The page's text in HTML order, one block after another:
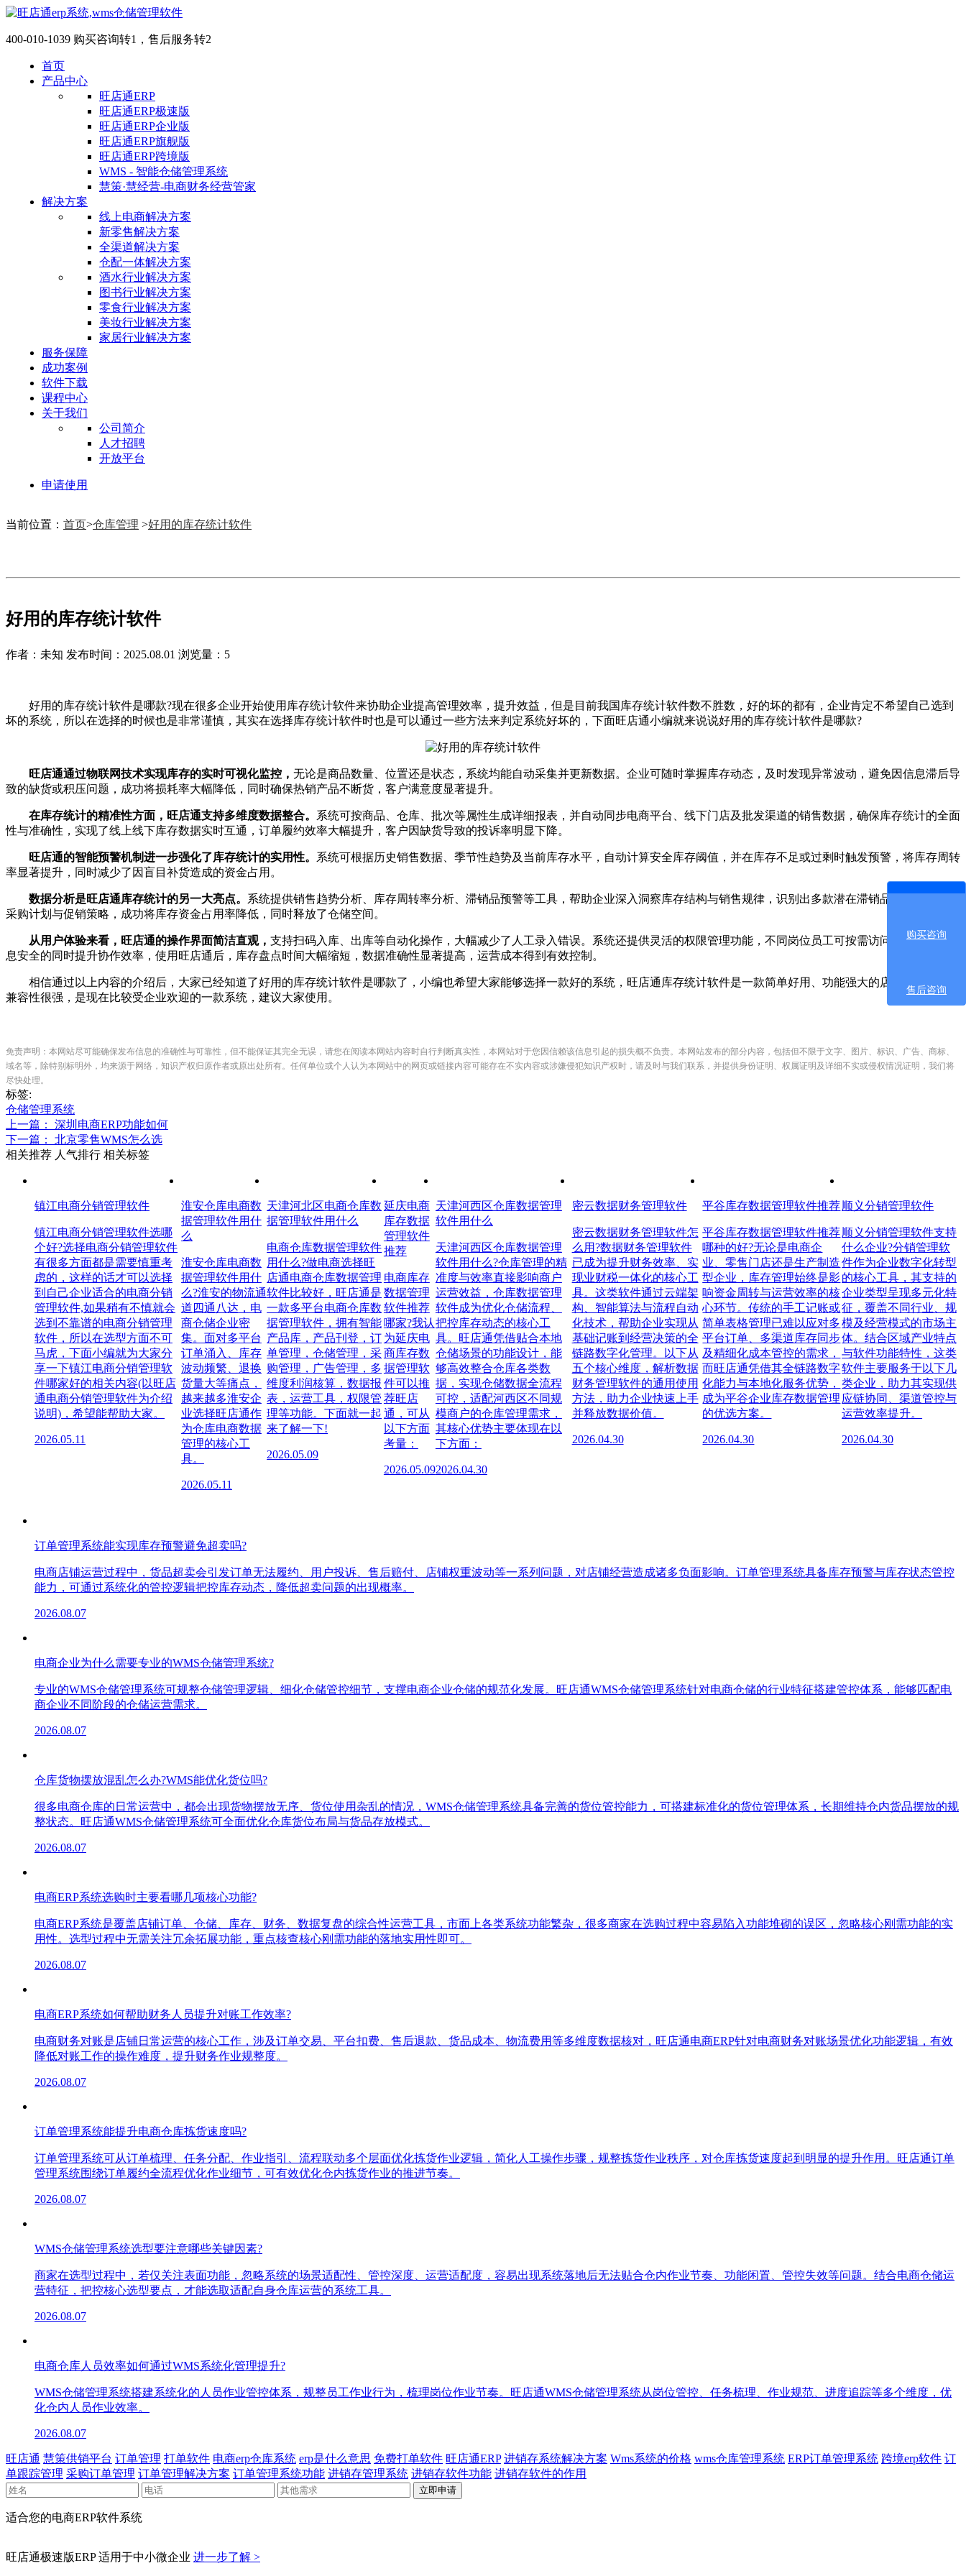
400-010-1039 购买咨询转1，售后服务转2
首页
产品中心
旺店通ERP
旺店通ERP极速版
旺店通ERP企业版
旺店通ERP旗舰版
旺店通ERP跨境版
WMS - 智能仓储管理系统
慧策·慧经营-电商财务经营管家
解决方案
线上电商解决方案
新零售解决方案
全渠道解决方案
仓配一体解决方案
酒水行业解决方案
图书行业解决方案
零食行业解决方案
美妆行业解决方案
家居行业解决方案
服务保障
成功案例
软件下载
课程中心
关于我们
公司简介
人才招聘
开放平台
申请使用
当前位置： 首页>仓库管理 >好用的库存统计软件
好用的库存统计软件
作者：未知 发布时间：2025.08.01 浏览量：5
好用的库存统计软件是哪款?现在很多企业开始使用库存统计软件来协助企业提高管理效率，提升效益，但是目前我国库存统计软件数不胜数，好的坏的都有，企业肯定不希望自己选到
坏的系统，所以在选择的时候也是非常谨慎，其实在选择库存统计软件时也是可以通过一些方法来判定系统好坏的，下面旺店通小编就来说说好用的库存统计软件是哪款?
旺店通通过物联网技术实现库存的实时可视化监控， 无论是商品数量、位置还是状态，系统均能自动采集并更新数据。企业可随时掌握库存动态，及时发现异常波动，避免因信息滞后导
致的缺货或积压问题，成功将损耗率大幅降低，同时确保热销产品不断货，客户满意度显著提升。
在库存统计的精准性方面，旺店通支持多维度数据整合。 系统可按商品、仓库、批次等属性生成详细报表，并自动同步电商平台、线下门店及批发渠道的销售数据，确保库存统计的全面
性与准确性，实现了线上线下库存数据实时互通，订单履约效率大幅提升，客户因缺货导致的投诉率明显下降。
旺店通的智能预警机制进一步强化了库存统计的实用性。 系统可根据历史销售数据、季节性趋势及当前库存水平，自动计算安全库存阈值，并在库存不足或过剩时触发预警，将库存周转
率显著提升，同时减少了因盲目补货造成的资金占用。
数据分析是旺店通库存统计的另一大亮点。 系统提供销售趋势分析、库存周转率分析、滞销品预警等工具，帮助企业深入洞察库存结构与销售规律，识别出多款潜在滞销品，并及时调整
采购计划与促销策略，成功将库存资金占用率降低，同时释放了仓储空间。
从用户体验来看，旺店通的操作界面简洁直观， 支持扫码入库、出库等自动化操作，大幅减少了人工录入错误。系统还提供灵活的权限管理功能，不同岗位员工可按需访问数据，确保信
息安全的同时提升协作效率，使用旺店通后，库存盘点时间大幅缩短，数据准确性显著提高，运营成本得到有效控制。
相信通过以上内容的介绍后，大家已经知道了好用的库存统计软件是哪款了，小编也希望大家能够选择一款好的系统，旺店通库存统计软件是一款简单好用、功能强大的店铺管理软件，
兼容性很强，是现在比较受企业欢迎的一款系统，建议大家使用。
免责声明：本网站尽可能确保发布信息的准确性与可靠性，但不能保证其完全无误，请您在阅读本网站内容时自行判断真实性，本网站对于您因信赖该信息引起的损失概不负责。本网站发布的部分内容，包括但不限于文字、图片、标识、广告、商标、
域名等，除特别标明外，均来源于网络，知识产权归原作者或原出处所有。任何单位或个人认为本网站中的网页或链接内容可能存在不实内容或涉嫌侵犯知识产权时，请及时与我们联系，并提供身份证明、权属证明及详细不实或侵权情况证明，我们将
尽快处理。
标签:
仓储管理系统
上一篇： 深圳电商ERP功能如何
下一篇： 北京零售WMS怎么选
相关推荐 人气排行 相关标签
镇江电商分销管理软件
镇江电商分销管理软件选哪
个好?选择电商分销管理软件
有很多方面都是需要慎重考
虑的，这样的话才可以选择
到自己企业适合的电商分销
管理软件,如果稍有不慎就会
选到不靠谱的电商分销管理
软件，所以在选型方面不可
马虎，下面小编就为大家分
享一下镇江电商分销管理软
件哪家好的相关内容(以旺店
通电商分销管理软件为介绍
说明)，希望能帮助大家。
2026.05.11
淮安仓库电商数
据管理软件用什
么
淮安仓库电商数
据管理软件用什
么?淮安的物流通
道四通八达，电
商仓储企业密
集。面对多平台
订单涌入、库存
波动频繁、退换
货量大等痛点，
越来越多淮安企
业选择旺店通作
为仓库电商数据
管理的核心工
具。
2026.05.11
天津河北区电商仓库数
据管理软件用什么
电商仓库数据管理软件
用什么?做电商选择旺
店通电商仓库数据管理
软件比较好，旺店通是
一款多平台电商仓库数
据管理软件，拥有智能
产品库，产品刊登，订
单管理，仓储管理，采
购管理，广告管理，多
维度利润核算，数据报
表，运营工具，权限管
理等功能。下面就一起
来了解一下!
2026.05.09
延庆电商
库存数据
管理软件
推荐
电商库存
数据管理
软件推荐
哪家?我认
为延庆电
商库存数
据管理软
件可以推
荐旺店
通，可从
以下方面
考量：
2026.05.09
天津河西区仓库数据管理
软件用什么
天津河西区仓库数据管理
软件用什么?仓库管理的精
准度与效率直接影响商户
运营效益，仓库数据管理
软件成为优化仓储流程、
把控库存动态的核心工
具。旺店通凭借贴合本地
仓储场景的功能设计，能
够高效整合仓库各类数
据，实现仓储数据全流程
可控，适配河西区不同规
模商户的仓库管理需求，
其核心优势主要体现在以
下方面：
2026.04.30
密云数据财务管理软件
密云数据财务管理软件怎
么用?数据财务管理软件
已成为提升财务效率、实
现业财税一体化的核心工
具。这类软件通过云端架
构、智能算法与流程自动
化技术，帮助企业实现从
基础记账到经营决策的全
链路数字化管理。以下从
五个核心维度，解析数据
财务管理软件的通用使用
方法，助力企业快速上手
并释放数据价值。
2026.04.30
平谷库存数据管理软件推荐
平谷库存数据管理软件推荐
哪种的好?无论是电商企
业、零售门店还是生产制造
型企业，库存管理始终是影
响资金周转与运营效率的核
心环节。传统的手工记账或
简单表格管理已难以应对多
平台订单、多渠道库存同步
及精细化成本管控的需求，
而旺店通凭借其全链路数字
化能力与本地化服务优势，
成为平谷企业库存数据管理
的优选方案。
2026.04.30
顺义分销管理软件
顺义分销管理软件支持
什么企业?分销管理软
件作为企业数字化转型
的核心工具，其支持的
企业类型呈现多元化特
征，覆盖不同行业、规
模及经营模式的市场主
体。结合区域产业特点
与软件功能特性，这类
软件主要服务于以下几
类企业，助力其实现供
应链协同、渠道管控与
运营效率提升。
2026.04.30
订单管理系统能实现库存预警避免超卖吗?
电商店铺运营过程中，货品超卖会引发订单无法履约、用户投诉、售后赔付、店铺权重波动等一系列问题，对店铺经营造成诸多负面影响。订单管理系统具备库存预警与库存状态管控
能力，可通过系统化的管控逻辑把控库存动态，降低超卖问题的出现概率。
2026.08.07
电商企业为什么需要专业的WMS仓储管理系统?
专业的WMS仓储管理系统可规整仓储管理逻辑、细化仓储管控细节，支撑电商企业仓储的规范化发展。旺店通WMS仓储管理系统针对电商仓储的行业特征搭建管控体系，能够匹配电
商企业不同阶段的仓储运营需求。
2026.08.07
仓库货物摆放混乱怎么办?WMS能优化货位吗?
很多电商仓库的日常运营中，都会出现货物摆放无序、货位使用杂乱的情况，WMS仓储管理系统具备完善的货位管控能力，可搭建标准化的货位管理体系，长期维持仓内货品摆放的规
整状态。旺店通WMS仓储管理系统可全面优化仓库货位布局与货品存放模式。
2026.08.07
电商ERP系统选购时主要看哪几项核心功能?
电商ERP系统是覆盖店铺订单、仓储、库存、财务、数据复盘的综合性运营工具，市面上各类系统功能繁杂，很多商家在选购过程中容易陷入功能堆砌的误区，忽略核心刚需功能的实
用性。选型过程中无需关注冗余拓展功能，重点核查核心刚需功能的落地实用性即可。
2026.08.07
电商ERP系统如何帮助财务人员提升对账工作效率?
电商财务对账是店铺日常运营的核心工作，涉及订单交易、平台扣费、售后退款、货品成本、物流费用等多维度数据核对，旺店通电商ERP针对电商财务对账场景优化功能逻辑，有效
降低对账工作的操作难度，提升财务作业规整度。
2026.08.07
订单管理系统能提升电商仓库拣货速度吗?
订单管理系统可从订单梳理、任务分配、作业指引、流程联动多个层面优化拣货作业逻辑，简化人工操作步骤，规整拣货作业秩序，对仓库拣货速度起到明显的提升作用。旺店通订单
管理系统围绕订单履约全流程优化作业细节，可有效优化仓内拣货作业的推进节奏。
2026.08.07
WMS仓储管理系统选型要注意哪些关键因素?
商家在选型过程中，若仅关注表面功能，忽略系统的场景适配性、管控深度、运营适配度，容易出现系统落地后无法贴合仓内作业节奏、功能闲置、管控失效等问题。结合电商仓储运
营特征，把控核心选型要点，才能选取适配自身仓库运营的系统工具。
2026.08.07
电商仓库人员效率如何通过WMS系统化管理提升?
WMS仓储管理系统搭建系统化的人员作业管控体系，规整员工作业行为，梳理岗位作业节奏。旺店通WMS仓储管理系统从岗位管控、任务梳理、作业规范、进度追踪等多个维度，优
化仓内人员作业效率。
2026.08.07
旺店通 慧策供销平台 订单管理 打单软件 电商erp仓库系统 erp是什么意思 免费打单软件 旺店通ERP 进销存系统解决方案 Wms系统的价格 wms仓库管理系统 ERP订单管理系统 跨境erp软件 订
单跟踪管理 采购订单管理 订单管理解决方案 订单管理系统功能 进销存管理系统 进销存软件功能 进销存软件的作用
立即申请
适合您的电商ERP软件系统
旺店通极速版ERP 适用于中小微企业 进一步了解 >
购买咨询
售后咨询